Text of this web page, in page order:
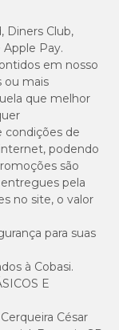
Diners Club,
Pay.
em nosso
ou mais
que melhor
condições de
podendo
são
pela
no site, o valor
para suas
à Cobasi.
E
César